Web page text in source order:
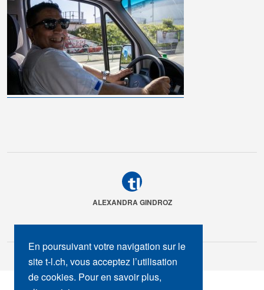
ALEXANDRA GINDROZ
En poursuivant votre navigation sur le
site t-l.ch, vous acceptez l’utilisation
de cookies. Pour en savoir plus,